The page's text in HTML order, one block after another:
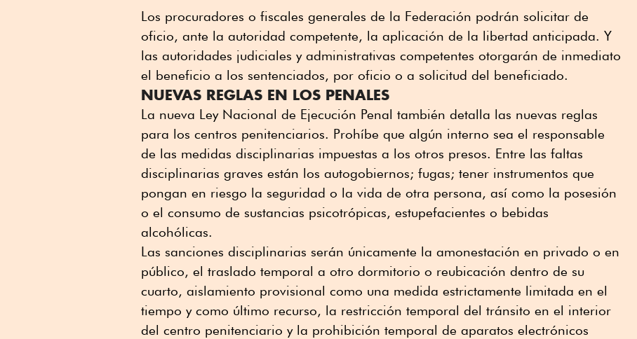
Los procuradores o fiscales generales de la Federación podrán solicitar de
oficio, ante la autoridad competente, la aplicación de la libertad anticipada. Y
las autoridades judiciales y administrativas competentes otorgarán de inmediato
el beneficio a los sentenciados, por oficio o a solicitud del beneficiado.
NUEVAS REGLAS EN LOS PENALES
La nueva Ley Nacional de Ejecución Penal también detalla las nuevas reglas
para los centros penitenciarios. Prohíbe que algún interno sea el responsable
de las medidas disciplinarias impuestas a los otros presos. Entre las faltas
disciplinarias graves están los autogobiernos; fugas; tener instrumentos que
pongan en riesgo la seguridad o la vida de otra persona, así como la posesión
o el consumo de sustancias psicotrópicas, estupefacientes o bebidas
alcohólicas.
Las sanciones disciplinarias serán únicamente la amonestación en privado o en
público, el traslado temporal a otro dormitorio o reubicación dentro de su
cuarto, aislamiento provisional como una medida estrictamente limitada en el
tiempo y como último recurso, la restricción temporal del tránsito en el interior
del centro penitenciario y la prohibición temporal de aparatos electrónicos